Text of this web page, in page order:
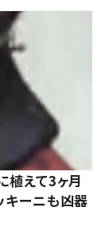
植えて3ヶ月
キーニも凶器